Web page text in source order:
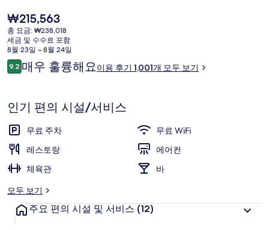
현
재
가
격
은
₩215,563
₩215,563
총 요금: ₩238,018
세금 및 수수료 포함
8월 23일 ~ 8월 24일
이
용
기
9.210점 만점 중 9.2점.
매우 훌륭해요이용 후기 1,001개 모두 보기
인기 편의 시설/서비스
무료 주차
무료 WiFi
레스토랑
에어컨
체육관
바
모두 보기
주요 편의 시설 및 서비스 (12)